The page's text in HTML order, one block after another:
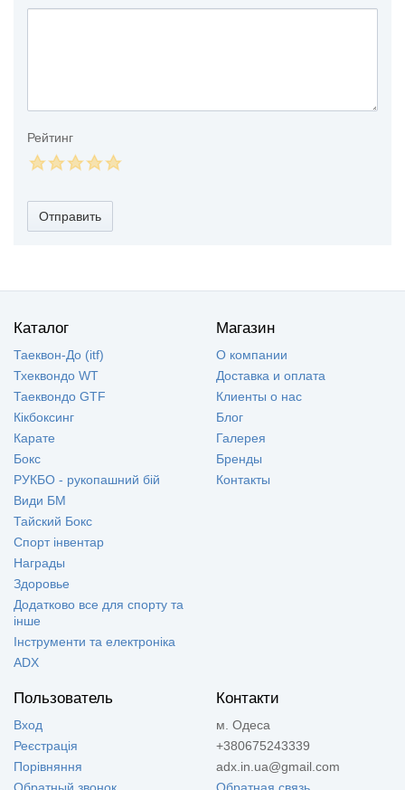
Рейтинг
Отправить
Каталог
Таеквон-До (itf)
Тхеквондо WT
Таеквондо GTF
Кікбоксинг
Карате
Бокс
РУКБО - рукопашний бій
Види БМ
Тайский Бокс
Спорт інвентар
Награды
Здоровье
Додатково все для спорту та
інше
Інструменти та електроніка
ADX
Магазин
О компании
Доставка и оплата
Клиенты о нас
Блог
Галерея
Бренды
Контакты
Пользователь
Вход
Реєстрація
Порівняння
Обратный звонок
Контакти
м. Одеса
+380675243339
adx.in.ua@gmail.com
Обратная связь